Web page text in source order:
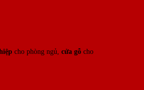
cho phòng ngủ, cửa gỗ cho